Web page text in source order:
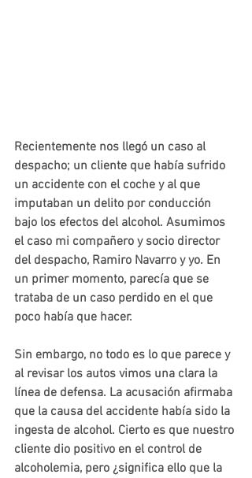
Recientemente nos llegó un caso al
despacho; un cliente que había sufrido
un accidente con el coche y al que
imputaban un delito por conducción
bajo los efectos del alcohol. Asumimos
el caso mi compañero y socio director
del despacho, Ramiro Navarro y yo. En
un primer momento, parecía que se
trataba de un caso perdido en el que
poco había que hacer.
Sin embargo, no todo es lo que parece y
al revisar los autos vimos una clara la
línea de defensa. La acusación afirmaba
que la causa del accidente había sido la
ingesta de alcohol. Cierto es que nuestro
cliente dio positivo en el control de
alcoholemia, pero ¿significa ello que la